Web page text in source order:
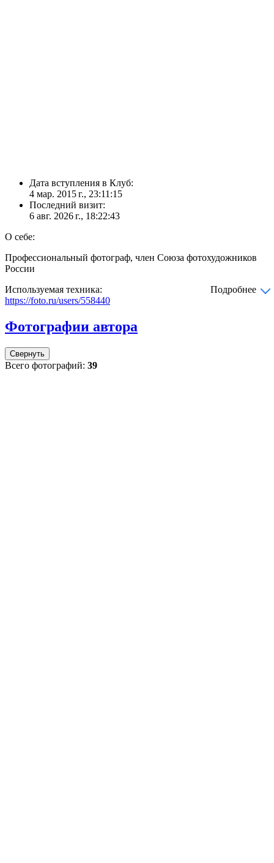
Дата вступления в Клуб:
4 мар. 2015 г., 23:11:15
Последний визит:
6 авг. 2026 г., 18:22:43
О себе:
Профессиональный фотограф, член Союза фотохудожников
России
Используемая техника:
Подробнее
https://foto.ru/users/558440
Фотографии автора
Свернуть
Всего фотографий: 39